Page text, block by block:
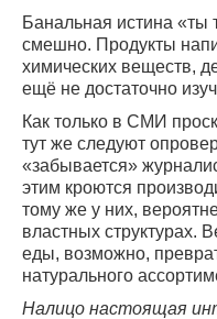
Банальная истина «ты
смешно. Продукты
химических веществ,
ещё не достаточно
Как только в СМИ
тут же следуют
«забывается»
этим кроются
тому же у них,
властных структурах.
еды, возможно,
натурального
Налицо настоящая